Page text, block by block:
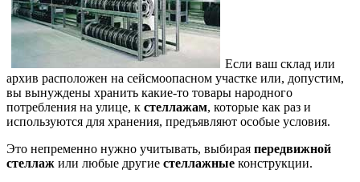
Если ваш склад или
архив расположен на сейсмоопасном участке или, допустим,
вы вынуждены хранить какие-то товары народного
потребления на улице, к стеллажам, которые как раз и
используются для хранения, предъявляют особые условия.
Это непременно нужно учитывать, выбирая передвижной
стеллаж или любые другие стеллажные конструкции.